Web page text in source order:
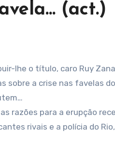
(act.)
a crise nas favelas do
razões para a erupção
rivais e a polícia do